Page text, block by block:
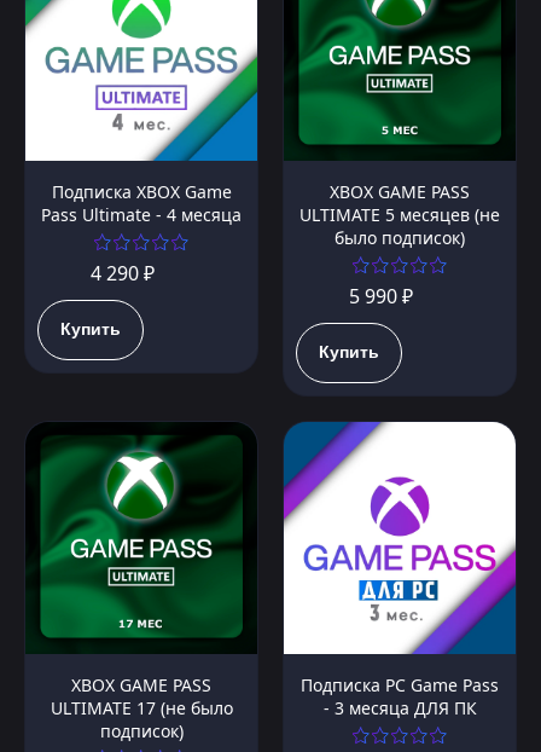
Подписка XBOX Game
Pass Ultimate - 4 месяца
4 290 ₽
Купить
XBOX GAME PASS
ULTIMATE 5 месяцев (не
было подписок)
5 990 ₽
Купить
XBOX GAME PASS
ULTIMATE 17 (не было
подписок)
Подписка PC Game Pass
- 3 месяца ДЛЯ ПК